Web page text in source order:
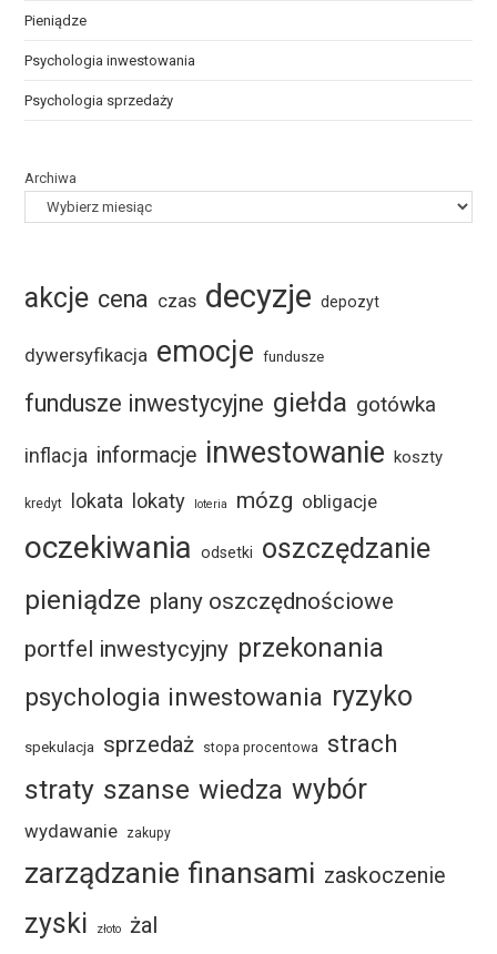
Pieniądze
Psychologia inwestowania
Psychologia sprzedaży
Archiwa
akcje cena czas decyzje depozyt
dywersyfikacja emocje fundusze
fundusze inwestycyjne giełda gotówka
inflacja informacje inwestowanie koszty
kredyt lokata lokaty loteria mózg obligacje
oczekiwania odsetki
oszczędzanie
pieniądze plany oszczędnościowe
portfel inwestycyjny przekonania
psychologia inwestowania ryzyko
spekulacja sprzedaż stopa procentowa strach
straty szanse wiedza wybór
wydawanie zakupy
zarządzanie finansami zaskoczenie
zyski złoto żal